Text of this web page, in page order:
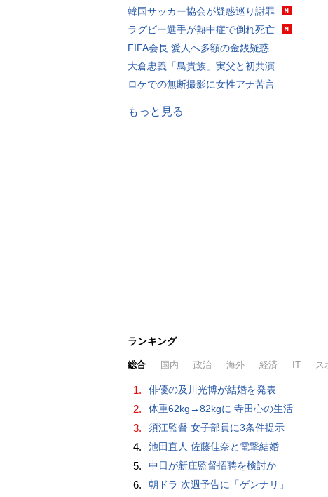
韓国サッカー協会が疑惑巡り謝罪
ラグビー選手が熱中症で倒れ死亡
FIFA会長 愛人へ多額の金銭疑惑
大倉忠義「鳥貴族」実父と初共演
ロケでの無断撮影に女性アナ苦言
もっと見る
ランキング
総合 国内 政治 海外 経済 IT ス
1. 俳優の及川光博が結婚を発表
2. 体重62kg→82kgに 寺田心の生活
3. 須江監督 女子部員に3条件提示
4. 池田直人 佐藤佳奈と電撃結婚
5. 中日が新庄監督招聘を検討か
6. 朝ドラ 次週予告に「ゲンナリ」